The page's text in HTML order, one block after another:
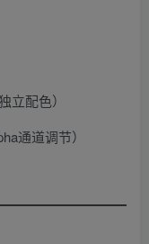
立配色）
通道调节）